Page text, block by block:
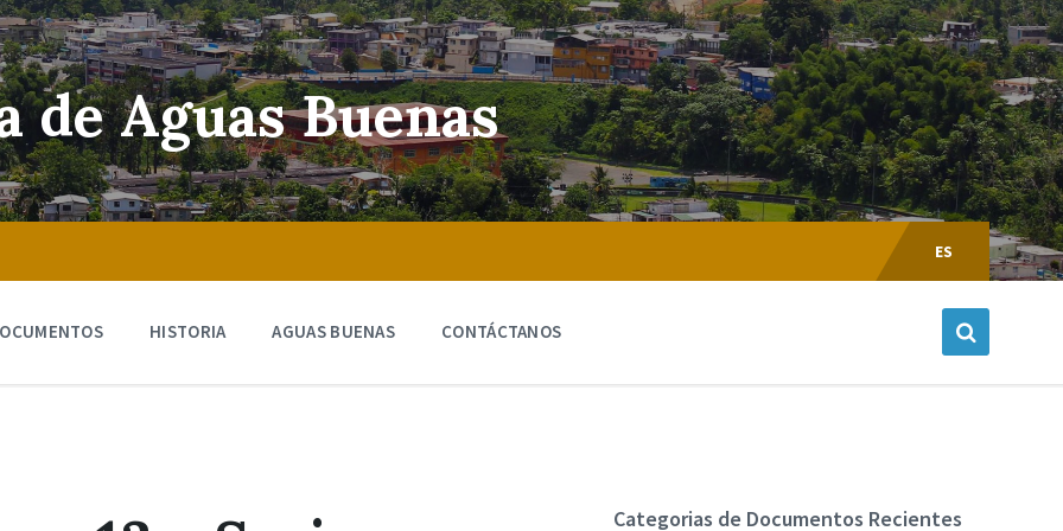
de Aguas Buenas
Escoger
Lenguaje:
ES
HISTORIA AGUAS BUENAS CONTÁCTANOS
Categorias de Documentos Recientes